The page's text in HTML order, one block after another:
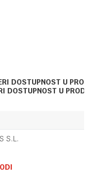
DOSTUPNOST U
S.L.